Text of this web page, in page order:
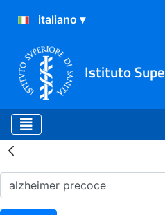
Istituto
Risultati